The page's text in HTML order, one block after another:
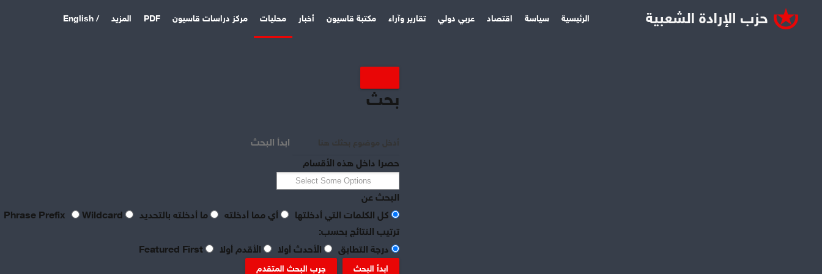
الرئيسية سياسة اقتصاد عربي دولي تقارير وآراء مكتبة قاسيون أخبار محليات مركز دراسات قاسيون PDF المزيد / English
بحث
ابدأ البحث
حصرا داخل هذه الأقسام
البحث عن
كل الكلمات التي أدخلتها
أي مما أدخلته ما أدخلته بالتحديد
Wildcard
ترتيب النتائج بحسب:
درجة التطابق
الأحدث أولا الأقدم أولا
ابدأ البحث جرب البحث المتقدم
واقع الصناعة النسيجية
السورية: «عن جد نزعتا»
تنظيم العمال: ضرورة